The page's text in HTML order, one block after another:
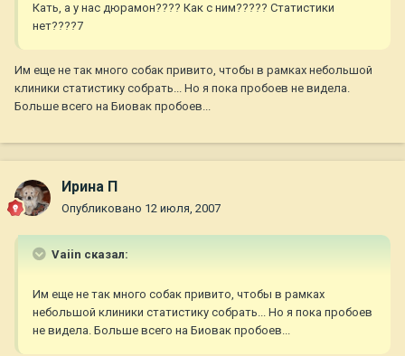
Кать, а у нас дюрамон???? Как с ним????? Статистики
нет????7
Им еще не так много собак привито, чтобы в рамках небольшой
клиники статистику собрать... Но я пока пробоев не видела.
Больше всего на Биовак пробоев...
Ирина П
Опубликовано 12 июля, 2007
Vaiin сказал:
Им еще не так много собак привито, чтобы в рамках
небольшой клиники статистику собрать... Но я пока пробоев
не видела. Больше всего на Биовак пробоев...